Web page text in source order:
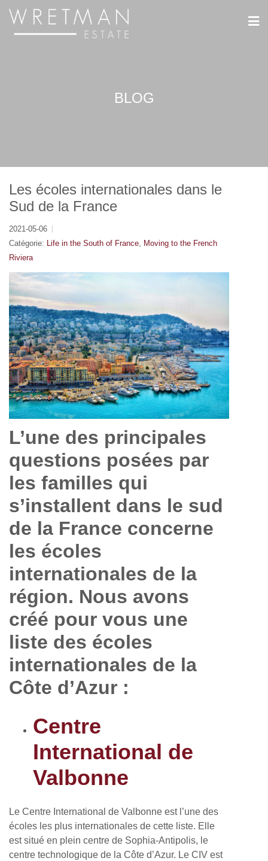
BLOG
Les écoles internationales dans le
Sud de la France
2021-05-06
Catégorie: Life in the South of France, Moving to the French
Riviera
L’une des principales
questions posées par
les familles qui
s’installent dans le sud
de la France concerne
les écoles
internationales de la
région. Nous avons
créé pour vous une
liste des écoles
internationales de la
Côte d’Azur :
Centre
International de
Valbonne
Le Centre International de Valbonne est l’une des
écoles les plus internationales de cette liste. Elle
est situé en plein centre de Sophia-Antipolis, le
centre technologique de la Côte d’Azur. Le CIV est
Panneau de gestion des cookies